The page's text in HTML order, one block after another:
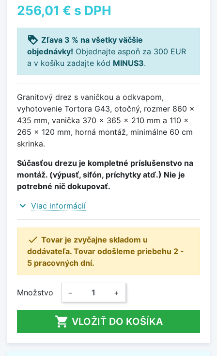
256,01 € s DPH
loyalty Zľava 3 % na všetky väčšie
objednávky! Objednajte aspoň za 300 EUR
a v košíku zadajte kód MINUS3.
Granitový drez s vaničkou a odkvapom,
vyhotovenie Tortora G43, otočný, rozmer 860 x
435 mm, vanička 370 x 365 x 210 mm a 110 x
265 x 120 mm, horná montáž, minimálne 60 cm
skrinka.
Súčasťou drezu je kompletné príslušenstvo na
montáž. (výpusť, sifón, príchytky atď.) Nie je
potrebné nič dokupovať.
expand_more Viac informácií
 Tovar je zvyčajne skladom u
dodávateľa. Tovar odošleme priebehu 2 -
5 pracovných dní.
Množstvo − +
 VLOŽIŤ DO KOŠÍKA